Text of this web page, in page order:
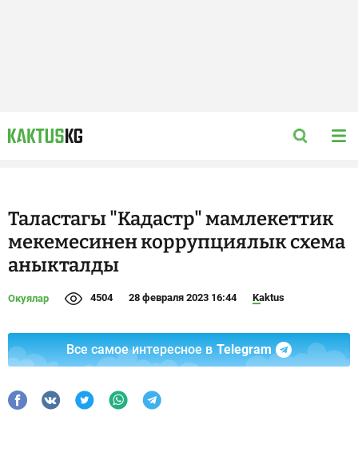
Таластагы "Кадастр" мамлекеттик
мекемесинен коррупциялык схема
аныкталды
Окуялар 4504 28 февраля 2023 16:44 Kaktus
Все самое интересное в Telegram